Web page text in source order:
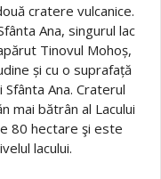
cratere vulcanice.
Ana, singurul lac
Tinovul Mohoș,
și cu o suprafață
Ana. Craterul
mai bătrân al Lacului
80 hectare şi este
lacului.